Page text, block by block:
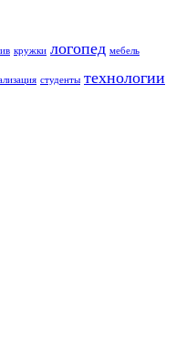
кружки логопед мебель
студенты технологии